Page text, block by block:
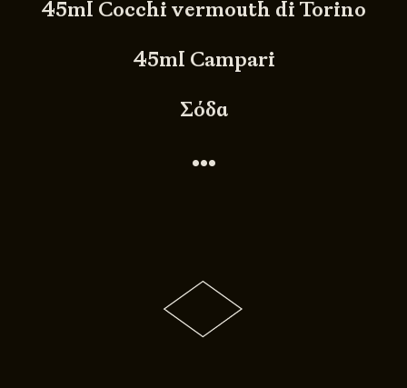
45ml Cocchi vermouth di Torino
45ml Campari
Σόδα
•••